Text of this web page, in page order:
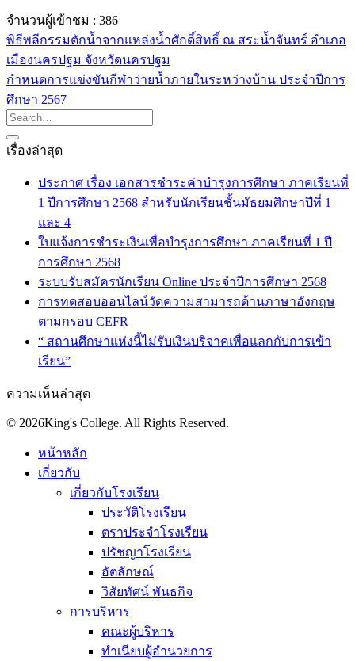
จำนวนผู้เข้าชม : 386
พิธีพลีกรรมตักน้ำจากแหล่งน้ำศักดิ์สิทธิ์ ณ สระน้ำจันทร์ อำเภอ
เมืองนครปฐม จังหวัดนครปฐม
กำหนดการแข่งขันกีฬาว่ายน้ำภายในระหว่างบ้าน ประจำปีการ
ศึกษา 2567
เรื่องล่าสุด
ประกาศ เรื่อง เอกสารชำระค่าบำรุงการศึกษา ภาคเรียนที่
1 ปีการศึกษา 2568 สำหรับนักเรียนชั้นมัธยมศึกษาปีที่ 1
และ 4
ใบแจ้งการชำระเงินเพื่อบำรุงการศึกษา ภาคเรียนที่ 1 ปี
การศึกษา 2568
ระบบรับสมัครนักเรียน Online ประจำปีการศึกษา 2568
การทดสอบออนไลน์วัดความสามารถด้านภาษาอังกฤษ
ตามกรอบ CEFR
“ สถานศึกษาแห่งนี้ไม่รับเงินบริจาคเพื่อแลกกับการเข้า
เรียน”
ความเห็นล่าสุด
© 2026King's College. All Rights Reserved.
หน้าหลัก
เกี่ยวกับ
เกี่ยวกับโรงเรียน
ประวัติโรงเรียน
ตราประจำโรงเรียน
ปรัชญาโรงเรียน
อัตลักษณ์
วิสัยทัศน์ พันธกิจ
การบริหาร
คณะผู้บริหาร
ทำเนียบผู้อำนวยการ